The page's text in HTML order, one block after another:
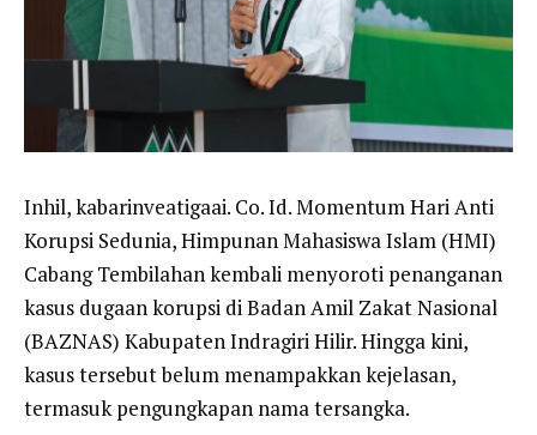
Inhil, kabarinveatigaai. Co. Id. Momentum Hari Anti
Korupsi Sedunia, Himpunan Mahasiswa Islam (HMI)
Cabang Tembilahan kembali menyoroti penanganan
kasus dugaan korupsi di Badan Amil Zakat Nasional
(BAZNAS) Kabupaten Indragiri Hilir. Hingga kini,
kasus tersebut belum menampakkan kejelasan,
termasuk pengungkapan nama tersangka.